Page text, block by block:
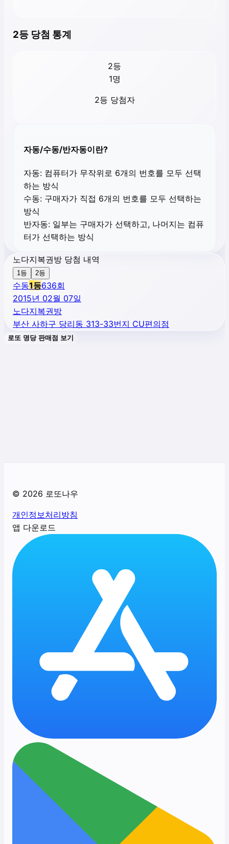
2등 당첨 통계
2등
1명
2등 당첨자
자동/수동/반자동이란?
자동: 컴퓨터가 무작위로 6개의 번호를 모두 선택
하는 방식
수동: 구매자가 직접 6개의 번호를 모두 선택하는
방식
반자동: 일부는 구매자가 선택하고, 나머지는 컴퓨
터가 선택하는 방식
노다지복권방 당첨 내역
1등 2등
수동1등636회
2015년 02월 07일
노다지복권방
부산 사하구 당리동 313-33번지 CU편의점
로또 명당 판매점 보기
© 2026 로또나우
개인정보처리방침
앱 다운로드